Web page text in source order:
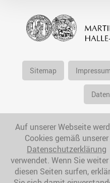
Sitemap
Auf unserer Webseite
Cookies gemäß unserer
Datenschutzerklärung
verwendet. Wenn Sie
diesen Seiten surfen,